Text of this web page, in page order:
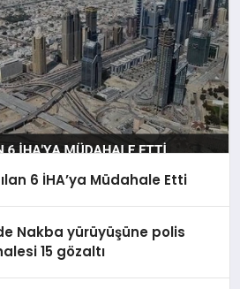
6 İHA’ya Müdahale Etti
Nakba yürüyüşüne polis
15 gözaltı